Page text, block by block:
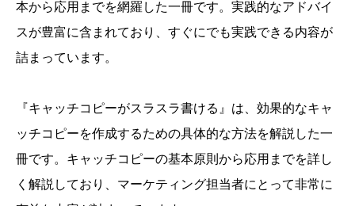
本から応用までを網羅した一冊です。実践的なアドバイ
スが豊富に含まれており、すぐにでも実践できる内容が
詰まっています。
『キャッチコピーがスラスラ書ける』は、効果的なキャ
ッチコピーを作成するための具体的な方法を解説した一
冊です。キャッチコピーの基本原則から応用までを詳し
く解説しており、マーケティング担当者にとって非常に